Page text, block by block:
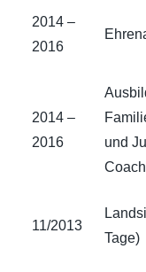
2014 –
2016
2014 –
2016
und
11/2013
Tage)